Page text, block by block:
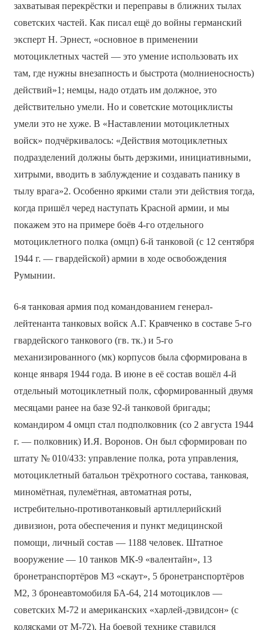
захватывая перекрёстки и переправы в ближних тылах
советских частей. Как писал ещё до войны германский
эксперт Н. Эрнест, «основное в применении
мотоциклетных частей — это умение использовать их
там, где нужны внезапность и быстрота (молниеносность)
действий»1; немцы, надо отдать им должное, это
действительно умели. Но и советские мотоциклисты
умели это не хуже. В «Наставлении мотоциклетных
войск» подчёркивалось: «Действия мотоциклетных
подразделений должны быть дерзкими, инициативными,
хитрыми, вводить в заблуждение и создавать панику в
тылу врага»2. Особенно яркими стали эти действия тогда,
когда пришёл черед наступать Красной армии, и мы
покажем это на примере боёв 4-го отдельного
мотоциклетного полка (омцп) 6-й танковой (с 12 сентября
1944 г. — гвардейской) армии в ходе освобождения
Румынии.
6-я танковая армия под командованием генерал-
лейтенанта танковых войск А.Г. Кравченко в составе 5-го
гвардейского танкового (гв. тк.) и 5-го
механизированного (мк) корпусов была сформирована в
конце января 1944 года. В июне в её состав вошёл 4-й
отдельный мотоциклетный полк, сформированный двумя
месяцами ранее на базе 92-й танковой бригады;
командиром 4 омцп стал подполковник (со 2 августа 1944
г. — полковник) И.Я. Воронов. Он был сформирован по
штату № 010/433: управление полка, рота управления,
мотоциклетный батальон трёхротного состава, танковая,
миномётная, пулемётная, автоматная роты,
истребительно-противотанковый артиллерийский
дивизион, рота обеспечения и пункт медицинской
помощи, личный состав — 1188 человек. Штатное
вооружение — 10 танков МК-9 «валентайн», 13
бронетранспортёров М3 «скаут», 5 бронетранспортёров
М2, 3 бронеавтомобиля БА-64, 214 мотоциклов —
советских М-72 и американских «харлей-дэвидсон» (с
колясками от М-72). На боевой технике ставился